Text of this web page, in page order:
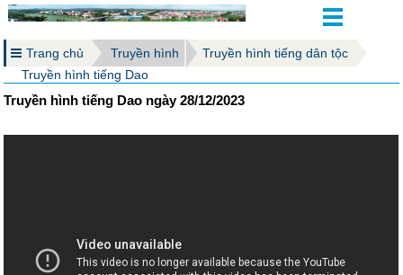
Trang chủ Truyền hình
Truyền hình tiếng dân tộc
Truyền hình tiếng Dao
Truyền hình tiếng Dao ngày 28/12/2023